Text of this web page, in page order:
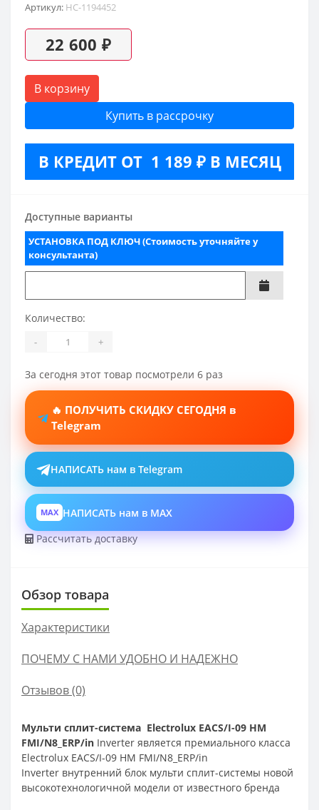
Артикул: НС-1194452
22 600 ₽
В корзину
Купить в рассрочку
В КРЕДИТ ОТ 1 189 ₽ В МЕСЯЦ
Доступные варианты
УСТАНОВКА ПОД КЛЮЧ (Стоимость уточняйте у
консультанта)
Количество:
- +
За сегодня этот товар посмотрели 6 раз
🔥 ПОЛУЧИТЬ СКИДКУ СЕГОДНЯ в
Telegram
НАПИСАТЬ нам в Telegram
MAX НАПИСАТЬ нам в MAX
Рассчитать доставку
Обзор товара
Характеристики
ПОЧЕМУ С НАМИ УДОБНО И НАДЕЖНО
Отзывов (0)
Мульти сплит-система Electrolux EACS/I-09 HM
FMI/N8_ERP/in Inverter является премиального класса
Electrolux EACS/I-09 HM FMI/N8_ERP/in
Inverter внутренний блок мульти сплит-системы новой
высокотехнологичной модели от известного бренда